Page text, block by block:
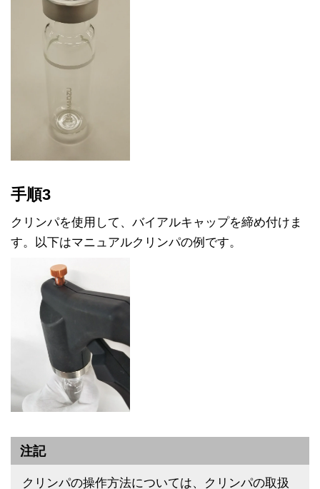
手順3
クリンパを使用して、バイアルキャップを締め付けま
す。以下はマニュアルクリンパの例です。
注記
クリンパの操作方法については、クリンパの取扱